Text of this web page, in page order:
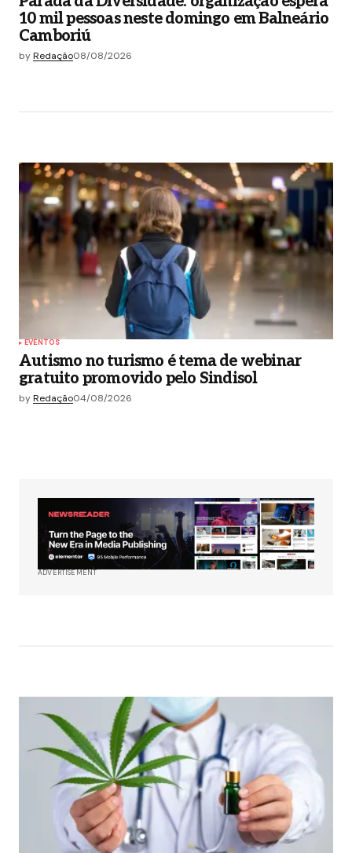
10 mil pessoas neste domingo em Balneário
Camboriú
byRedação08/08/2026
EVENTOS
Autismo no turismo é tema de webinar
gratuito promovido pelo Sindisol
byRedação04/08/2026
ADVERTISEMENT